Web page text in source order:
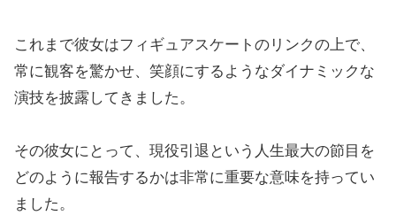
これまで彼女はフィギュアスケートのリンクの上で、
常に観客を驚かせ、笑顔にするようなダイナミックな
演技を披露してきました。
その彼女にとって、現役引退という人生最大の節目を
どのように報告するかは非常に重要な意味を持ってい
ました。